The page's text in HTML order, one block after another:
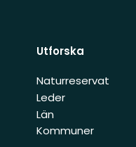
Utforska
Naturreservat
Leder
Län
Kommuner